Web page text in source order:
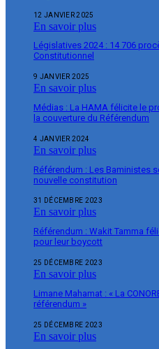
12 JANVIER 2025
En savoir plus
Législatives 2024 : 14 706
Constitutionnel
9 JANVIER 2025
En savoir plus
Médias : La HAMA félicite le
la couverture du Référendum
4 JANVIER 2024
En savoir plus
Référendum : Les Baministes
nouvelle constitution
31 DÉCEMBRE 2023
En savoir plus
Référendum : Wakit Tamma
pour leur boycott
25 DÉCEMBRE 2023
En savoir plus
Limane Mahamat : « La
référendum »
25 DÉCEMBRE 2023
En savoir plus